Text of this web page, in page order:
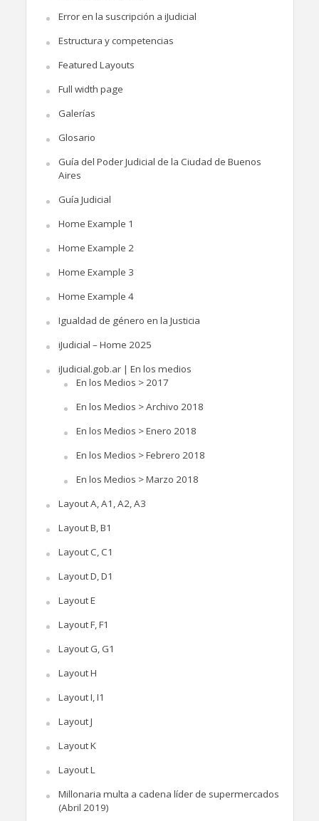
Error en la suscripción a iJudicial
Estructura y competencias
Featured Layouts
Full width page
Galerías
Glosario
Guía del Poder Judicial de la Ciudad de Buenos
Aires
Guía Judicial
Home Example 1
Home Example 2
Home Example 3
Home Example 4
Igualdad de género en la Justicia
iJudicial – Home 2025
iJudicial.gob.ar | En los medios
En los Medios > 2017
En los Medios > Archivo 2018
En los Medios > Enero 2018
En los Medios > Febrero 2018
En los Medios > Marzo 2018
Layout A, A1, A2, A3
Layout B, B1
Layout C, C1
Layout D, D1
Layout E
Layout F, F1
Layout G, G1
Layout H
Layout I, I1
Layout J
Layout K
Layout L
Millonaria multa a cadena líder de supermercados
(Abril 2019)